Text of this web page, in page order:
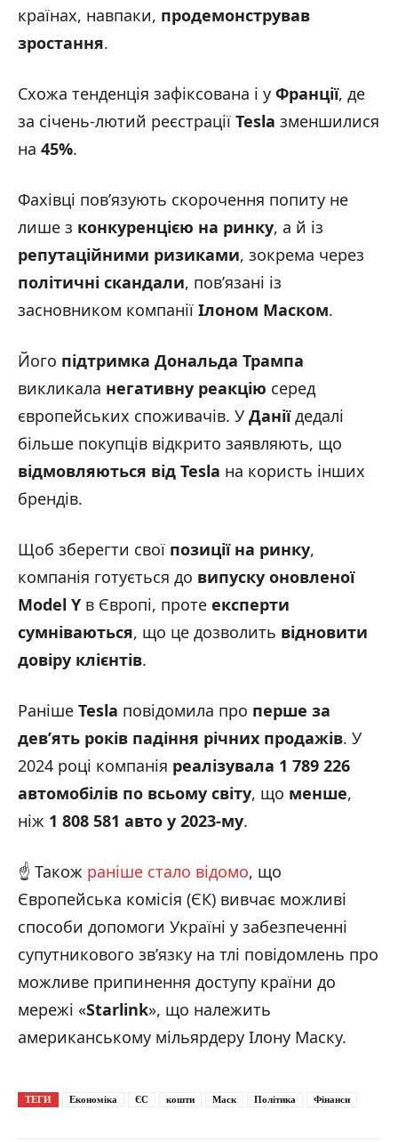
країнах, навпаки, продемонстрував
зростання.
Схожа тенденція зафіксована і у Франції, де
за січень-лютий реєстрації Tesla зменшилися
на 45%.
Фахівці пов’язують скорочення попиту не
лише з конкуренцією на ринку, а й із
репутаційними ризиками, зокрема через
політичні скандали, пов’язані із
засновником компанії Ілоном Маском.
Його підтримка Дональда Трампа
викликала негативну реакцію серед
європейських споживачів. У Даніїдедалі
більше покупців відкрито заявляють, що
відмовляються від Tesla на користь інших
брендів.
Щоб зберегти свої позиції на ринку,
компанія готується до випуску оновленої
Model Y в Європі, проте експерти
сумніваються, що це дозволить відновити
довіру клієнтів.
Раніше Tesla повідомила про перше за
дев’ять років падіння річних продажів. У
2024 році компанія реалізувала 1 789 226
автомобілів по всьому світу, що менше,
ніж 1 808 581 авто у 2023-му.
☝️ Також раніше стало відомо, що
Європейська комісія (ЄК) вивчає можливі
способи допомоги Україні у забезпеченні
супутникового зв’язку на тлі повідомлень про
можливе припинення доступу країни до
мережі «Starlink», що належить
американському мільярдеру Ілону Маску.
ТЕГИ Економіка ЄС кошти Маск Політика Фінанси